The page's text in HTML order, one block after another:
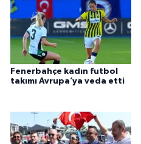
Fenerbahçe kadın futbol
takımı Avrupa’ya veda etti